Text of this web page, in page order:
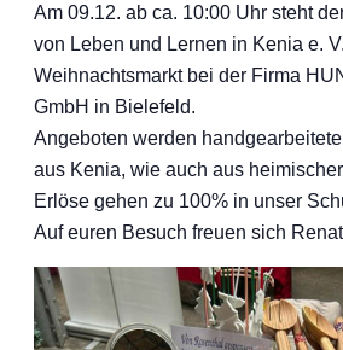
Am 09.12. ab ca. 10:00 Uhr steht
von Leben und Lernen in Kenia e.
Weihnachtsmarkt bei der Firma
GmbH in Bielefeld.
Angeboten werden
aus Kenia, wie auch aus
Erlöse gehen zu 100% in unser
Auf euren Besuch freuen sich